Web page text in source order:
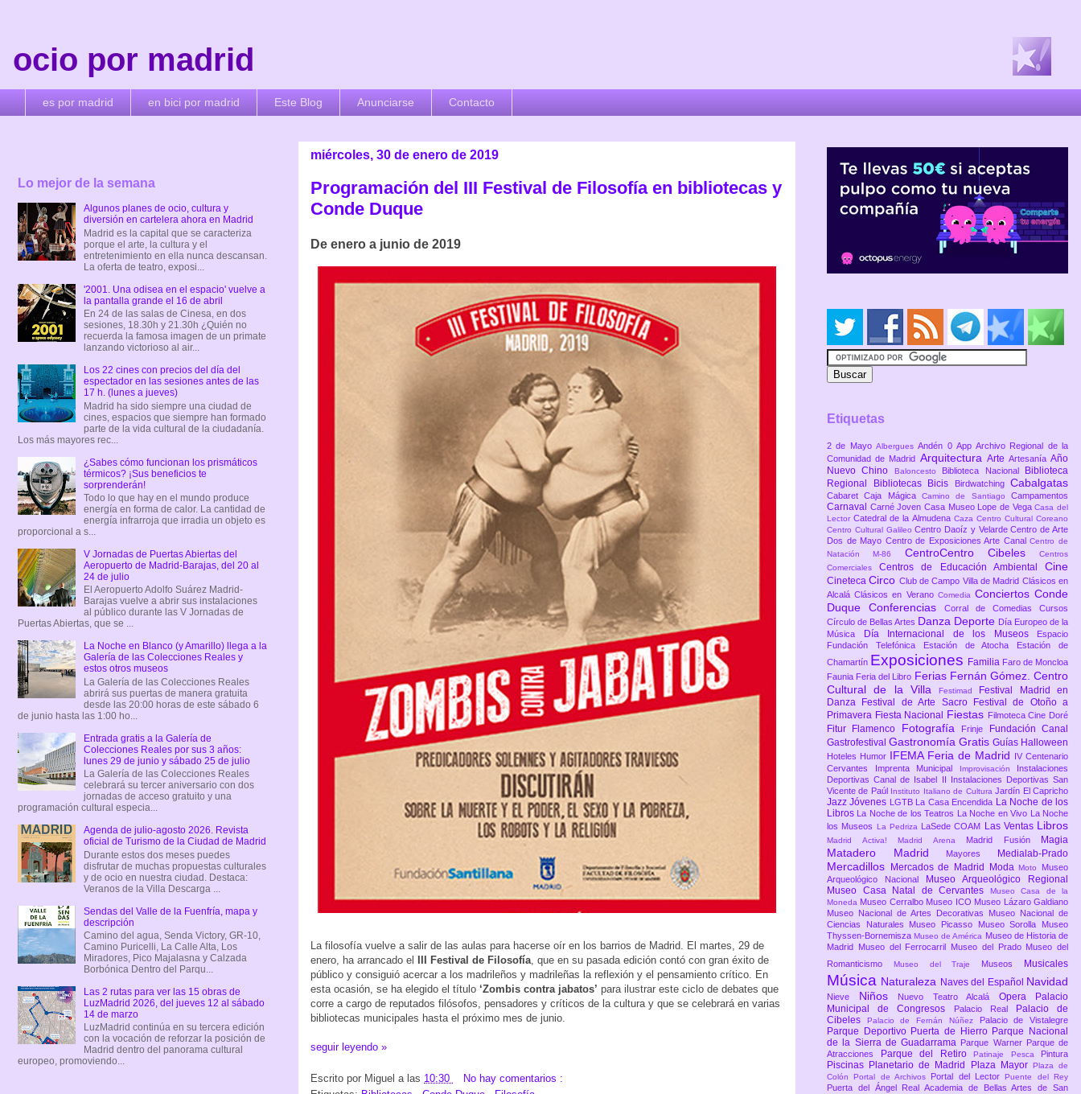
ocio por madrid
es por madrid en bici por madrid Este Blog Anunciarse Contacto
miércoles, 30 de enero de 2019
Programación del III Festival de Filosofía en bibliotecas y
Conde Duque
De enero a junio de 2019
La filosofía vuelve a salir de las aulas para hacerse oír en los barrios de Madrid. El martes, 29 de
enero, ha arrancado el
III Festival de Filosofía, que en su pasada edición contó con gran éxito de
público y consiguió acercar a los madrileños y madrileñas la reflexión y el pensamiento crítico. En
esta ocasión, se ha elegido el título ‘Zombis contra jabatos’ para ilustrar este ciclo de debates que
corre a cargo de reputados filósofos, pensadores y críticos de la cultura y que se celebrará en varias
bibliotecas municipales hasta el próximo mes de junio.
seguir leyendo »
Escrito por Miguel a las 10:30
No hay comentarios :
Lo mejor de la semana
Algunos planes de ocio, cultura y
diversión en cartelera ahora en Madrid
Madrid es la capital que se caracteriza
porque el arte, la cultura y el
entretenimiento en ella nunca descansan.
La oferta de teatro, exposi...
'2001. Una odisea en el espacio' vuelve a
la pantalla grande el 16 de abril
En 24 de las salas de Cinesa, en dos
sesiones, 18.30h y 21.30h ¿Quién no
recuerda la famosa imagen de un primate
lanzando victorioso al air...
Los 22 cines con precios del día del
espectador en las sesiones antes de las
17 h. (lunes a jueves)
Madrid ha sido siempre una ciudad de
cines, espacios que siempre han formado
parte de la vida cultural de la ciudadanía.
Los más mayores rec...
¿Sabes cómo funcionan los prismáticos
térmicos? ¡Sus beneficios te
sorprenderán!
Todo lo que hay en el mundo produce
energía en forma de calor. La cantidad de
energía infrarroja que irradia un objeto es
proporcional a s...
V Jornadas de Puertas Abiertas del
Aeropuerto de Madrid-Barajas, del 20 al
24 de julio
El Aeropuerto Adolfo Suárez Madrid-
Barajas vuelve a abrir sus instalaciones
al público durante las V Jornadas de
Puertas Abiertas, que se ...
La Noche en Blanco (y Amarillo) llega a la
Galería de las Colecciones Reales y
estos otros museos
La Galería de las Colecciones Reales
abrirá sus puertas de manera gratuita
desde las 20:00 horas de este sábado 6
de junio hasta las 1:00 ho...
Entrada gratis a la Galería de
Colecciones Reales por sus 3 años:
lunes 29 de junio y sábado 25 de julio
La Galería de las Colecciones Reales
celebrará su tercer aniversario con dos
jornadas de acceso gratuito y una
programación cultural especia...
Agenda de julio-agosto 2026. Revista
oficial de Turismo de la Ciudad de Madrid
Durante estos dos meses puedes
disfrutar de muchas propuestas culturales
y de ocio en nuestra ciudad. Destaca:
Veranos de la Villa Descarga ...
Sendas del Valle de la Fuenfría, mapa y
descripción
Camino del agua, Senda Victory, GR-10,
Camino Puricelli, La Calle Alta, Los
Miradores, Pico Majalasna y Calzada
Borbónica Dentro del Parqu...
Las 2 rutas para ver las 15 obras de
LuzMadrid 2026, del jueves 12 al sábado
14 de marzo
LuzMadrid continúa en su tercera edición
con la vocación de reforzar la posición de
Madrid dentro del panorama cultural
europeo, promoviendo...
Etiquetas
2 de Mayo AlberguesAndén 0 AppArchivo Regional de la
Comunidad de Madrid Arquitectura Arte ArtesaníaAño
Nuevo Chino
Baloncesto Biblioteca Nacional
Biblioteca
Regional
Bibliotecas Bicis Birdwatching Cabalgatas
CabaretCaja MágicaCamino de SantiagoCampamentos
Carnaval Carné JovenCasa Museo Lope de VegaCasa del
LectorCatedral de la Almudena Caza Centro Cultural Coreano
Centro Cultural GalileoCentro Daoíz y VelardeCentro de Arte
Dos de Mayo Centro de Exposiciones Arte CanalCentro de
Natación M-86 CentroCentro Cibeles
Centros
ComercialesCentros de Educación AmbientalCine
CinetecaCirco Club de Campo Villa de Madrid Clásicos en
AlcaláClásicos en Verano Comedia ConciertosConde
Duque Conferencias Corral de Comedias Cursos
Círculo de Bellas Artes Danza Deporte Día Europeo de la
Música
Día Internacional de los Museos
Espacio
Fundación Telefónica
Estación de Atocha
Estación de
Chamartín Exposiciones Familia Faro de Moncloa
Faunia Feria del Libro Ferias Fernán Gómez. Centro
Cultural de la VillaFestimad
Festival Madrid en
Danza
Festival de Arte Sacro
Festival de Otoño a
Primavera Fiesta Nacional Fiestas Filmoteca Cine Doré
Fitur Flamenco Fotografía Frinje
Fundación Canal
Gastrofestival Gastronomía Gratis Guías Halloween
Hoteles Humor IFEMA Feria de Madrid
IV Centenario
Cervantes
Imprenta Municipal Improvisación
Instalaciones
Deportivas Canal de Isabel II
Instalaciones Deportivas San
Vicente de Paúl
Instituto Italiano de CulturaJardín El Capricho
JazzJóvenes LGTB La Casa Encendida La Noche de los
Libros
La Noche de los Teatros La Noche en Vivo
La Noche
los Museos
La Pedriza LaSede COAM Las Ventas Libros
Madrid Activa! Madrid Arena Madrid Fusión Magia
Matadero Madrid Mayores Medialab-Prado
Mercadillos Mercados de Madrid ModaMoto Museo
Arqueológico Nacional
Museo Arqueológico Regional
Museo Casa Natal de Cervantes
Museo Casa de la
Moneda Museo Cerralbo Museo ICO Museo Lázaro Galdiano
Museo Nacional de Artes Decorativas Museo Nacional de
Ciencias Naturales Museo Picasso Museo Sorolla Museo
Thyssen-BornemiszaMuseo de América Museo de Historia de
Madrid
Museo del Ferrocarril Museo del Prado Museo del
Romanticismo
Museo del Traje Museos Musicales
Música Naturaleza Naves del Español Navidad
Nieve Niños Nuevo Teatro Alcalá Opera
Palacio
Municipal de Congresos
Palacio Real
Palacio de
Cibeles
Palacio de Fernán Núñez Palacio de Vistalegre
Parque Deportivo Puerta de Hierro Parque Nacional
de la Sierra de Guadarrama Parque Warner Parque de
Atracciones
Parque del Retiro Patinaje Pesca Pintura
Piscinas Planetario de Madrid Plaza Mayor
Plaza de
Colón Portal de Archivos Portal del LectorPuente del Rey
Puerta del Ángel
Real Academia de Bellas Artes de San